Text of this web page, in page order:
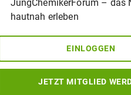
JungChemikerForum – das
hautnah erleben
EINLOGGEN
JETZT MITGLIED